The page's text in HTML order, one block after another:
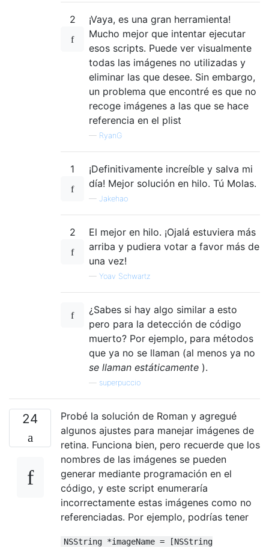
2
¡Vaya, es una gran herramienta!
Mucho mejor que intentar ejecutar
esos scripts. Puede ver visualmente
todas las imágenes no utilizadas y
eliminar las que desee. Sin embargo,
un problema que encontré es que no
recoge imágenes a las que se hace
referencia en el plist
— RyanG
1
¡Definitivamente increíble y salva mi
día! Mejor solución en hilo. Tú Molas.
— Jakehao
2
El mejor en hilo. ¡Ojalá estuviera más
arriba y pudiera votar a favor más de
una vez!
— Yoav Schwartz
¿Sabes si hay algo similar a esto
pero para la detección de código
muerto? Por ejemplo, para métodos
que ya no se llaman (al menos ya no
se llaman estáticamente ).
superpuccio
24
Probé la solución de Roman y agregué
algunos ajustes para manejar imágenes de
retina. Funciona bien, pero recuerde que los
nombres de las imágenes se pueden
generar mediante programación en el
código, y este script enumeraría
incorrectamente estas imágenes como no
referenciadas. Por ejemplo, podrías tener
NSString *imageName = [NSString